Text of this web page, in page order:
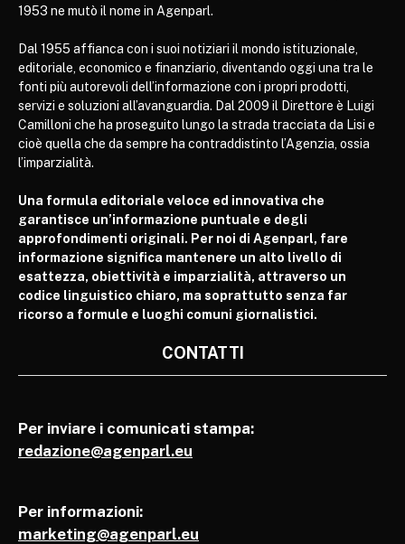
1953 ne mutò il nome in Agenparl.
Dal 1955 affianca con i suoi notiziari il mondo istituzionale,
editoriale, economico e finanziario, diventando oggi una tra le
fonti più autorevoli dell’informazione con i propri prodotti,
servizi e soluzioni all’avanguardia. Dal 2009 il Direttore è Luigi
Camilloni che ha proseguito lungo la strada tracciata da Lisi e
cioè quella che da sempre ha contraddistinto l’Agenzia, ossia
l’imparzialità.
Una formula editoriale veloce ed innovativa che
garantisce un’informazione puntuale e degli
approfondimenti originali. Per noi di Agenparl, fare
informazione significa mantenere un alto livello di
esattezza, obiettività e imparzialità, attraverso un
codice linguistico chiaro, ma soprattutto senza far
ricorso a formule e luoghi comuni giornalistici.
CONTATTI
Per inviare i comunicati stampa:
redazione@agenparl.eu
Per informazioni:
marketing@agenparl.eu